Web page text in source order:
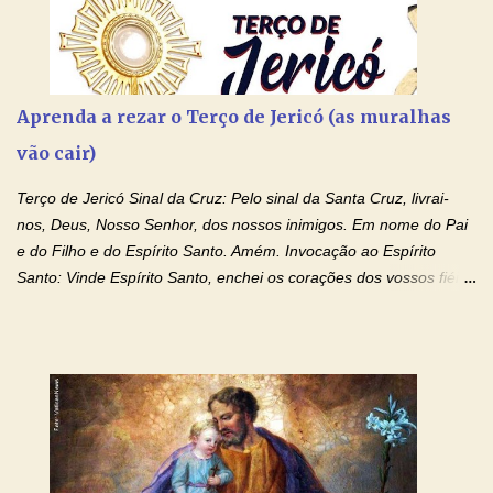
Aprenda a rezar o Terço de Jericó (as muralhas
vão cair)
Terço de Jericó Sinal da Cruz: Pelo sinal da Santa Cruz, livrai-
nos, Deus, Nosso Senhor, dos nossos inimigos. Em nome do Pai
e do Filho e do Espírito Santo. Amém. Invocação ao Espírito
Santo: Vinde Espírito Santo, enchei os corações dos vossos fiéis
Santo, fazei que apreciemos retamente todas as coisas segundo
o mesmo Espírito e gozemos sempre da sua consolação. Por
Cristo, Senhor Nosso. Amém. Creio: Creio em Deus Pai Todo-
Poderoso, Criador do céu e da terra; e em Jesus Cristo, seu
único Filho, nosso Senhor; que foi concebido pelo poder do Espí­